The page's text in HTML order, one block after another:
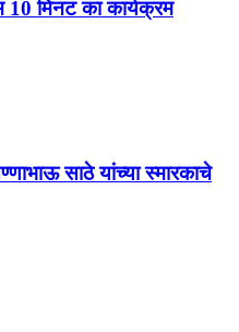
10 मिनट का कार्यक्रम
साठे यांच्या स्मारकाचे